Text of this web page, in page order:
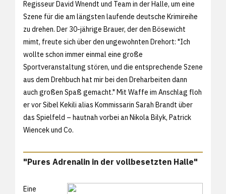
Regisseur David Wnendt und Team in der Halle, um eine
Szene für die am längsten laufende deutsche Krimireihe
zu drehen. Der 30-jährige Brauer, der den Bösewicht
mimt, freute sich über den ungewohnten Drehort: "Ich
wollte schon immer einmal eine große
Sportveranstaltung stören, und die entsprechende Szene
aus dem Drehbuch hat mir bei den Dreharbeiten dann
auch großen Spaß gemacht." Mit Waffe im Anschlag floh
er vor Sibel Kekili alias Kommissarin Sarah Brandt über
das Spielfeld – hautnah vorbei an Nikola Bilyk, Patrick
Wiencek und Co.
"Pures Adrenalin in der vollbesetzten Halle"
Eine